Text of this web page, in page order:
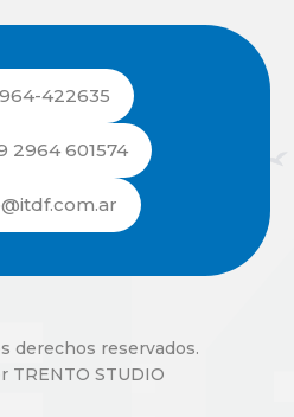
422635
2964 601574
derechos reservados.
TRENTO STUDIO